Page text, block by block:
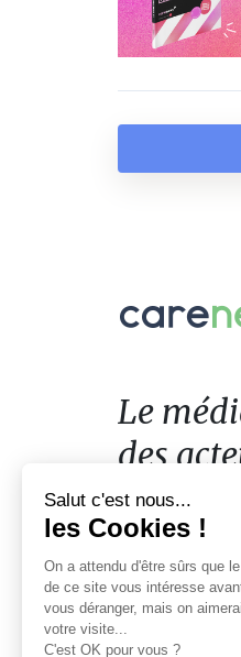
Le
acteurs
de
l'engagement
Le
des
de
Salut c'est nous...
les Cookies !
On a attendu d'être sûrs que
de ce site vous intéresse
vous déranger, mais on
votre visite...
C'est OK pour vous ?